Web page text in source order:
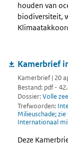
houden van
biodiversiteit,
Kamerbrief
Kamerbrief | 20
Bestand: pdf -
Dossier:Volle zee
Trefwoorden:
Milieuschade;
Internationaal
Deze